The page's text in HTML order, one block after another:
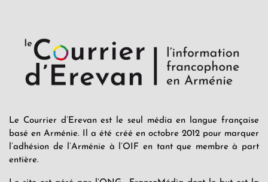
Le Courrier d’Erevan est le seul média en langue française
basé en Arménie. Il a été créé en octobre 2012 pour marquer
l’adhésion de l’Arménie à l’OIF en tant que membre à part
entière.